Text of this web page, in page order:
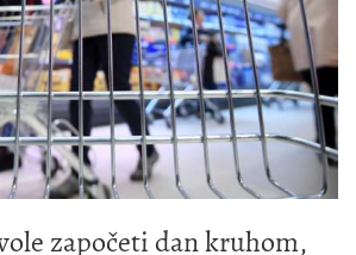
započeti dan kruhom,